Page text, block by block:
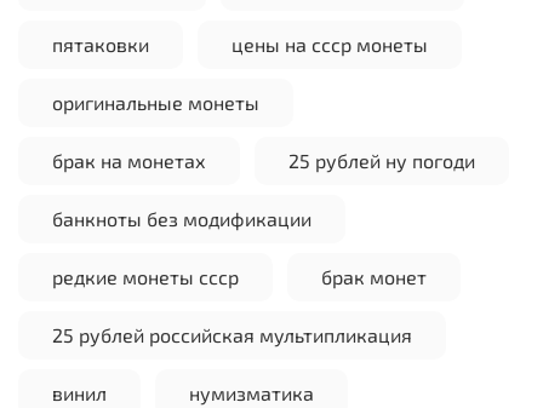
пятаковки цены на ссср монеты
оригинальные монеты
брак на монетах 25 рублей ну погоди
банкноты без модификации
редкие монеты ссср брак монет
25 рублей российская мультипликация
винил нумизматика